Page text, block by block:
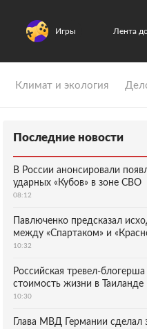
Игры Лента
Климат и экология
Последние новости
В России анонсировали
ударных «Кубов» в зоне СВО
08:12
Павлюченко предсказал
между «Спартаком» и
10:32
Российская тревел-
стоимость жизни в Таиланде
10:30
Глава МВД Германии сделал